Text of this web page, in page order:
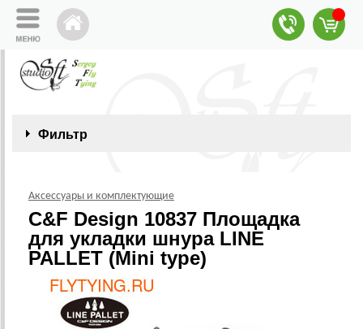
Фильтр
Аксессуары и комплектующие
C&F Design 10837 Площадка
для укладки шнура LINE
PALLET (Mini type)